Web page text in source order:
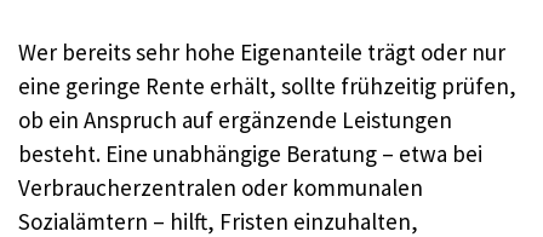
Wer bereits sehr hohe Eigenanteile trägt oder nur
eine geringe Rente erhält, sollte frühzeitig prüfen,
ob ein Anspruch auf ergänzende Leistungen
besteht. Eine unabhängige Beratung – etwa bei
Verbraucherzentralen oder kommunalen
Sozialämtern – hilft, Fristen einzuhalten,